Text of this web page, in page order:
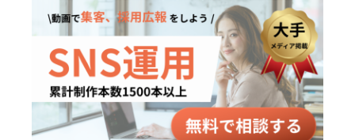
およびショート動画制作では累計
1,500本以上を手がけ、再生され
る動画の型と、フォロワーを「指
名・来店・売上」へ変える設計に
定評がある。 キャリアの原点は、
札幌でも有数のAI先進企業・株式